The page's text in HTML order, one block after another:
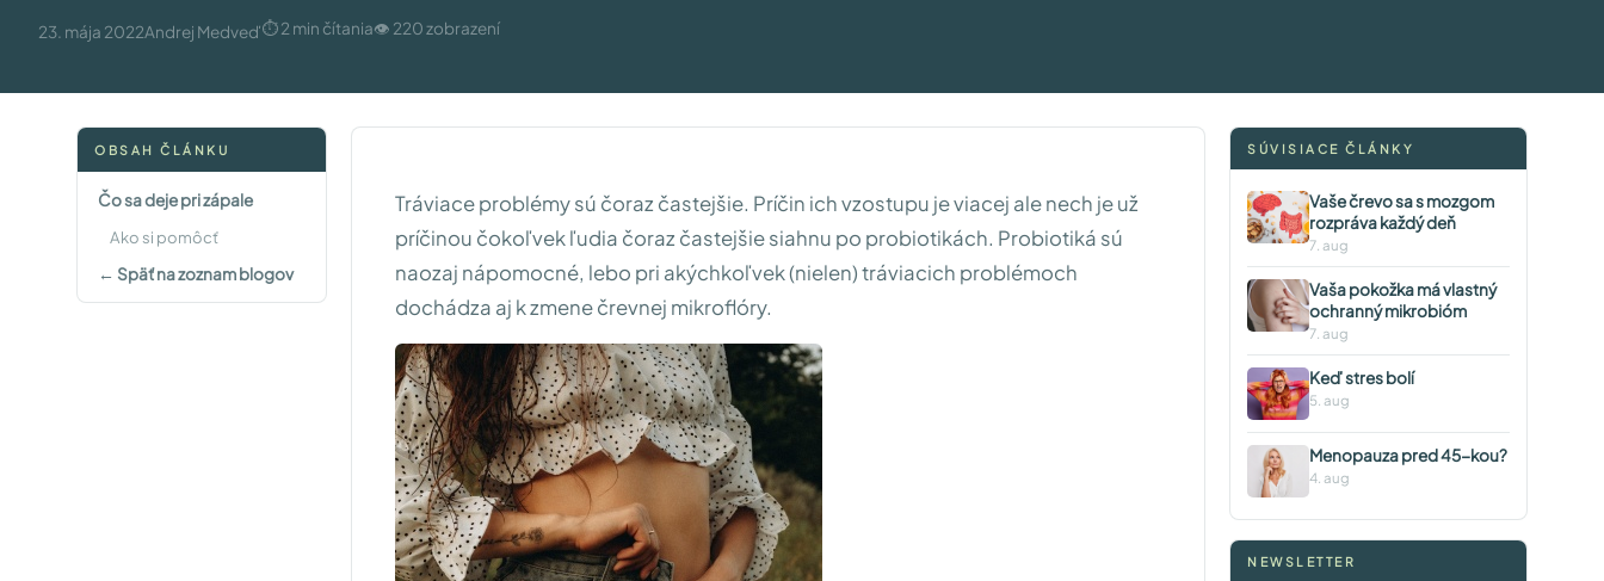
23. mája 2022Andrej Medveď⏱ 2 min čítania👁 220 zobrazení
OBSAH ČLÁNKU
Čo sa deje pri zápale
Ako si pomôcť
← Späť na zoznam blogov
Tráviace problémy sú čoraz častejšie. Príčin ich vzostupu je viacej ale nech je už
príčinou čokoľvek ľudia čoraz častejšie siahnu po probiotikách. Probiotiká sú
naozaj nápomocné, lebo pri akýchkoľvek (nielen) tráviacich problémoch
dochádza aj k zmene črevnej mikroflóry.
SÚVISIACE ČLÁNKY
Vaše črevo sa s mozgom
rozpráva každý deň
7. aug
Vaša pokožka má vlastný
ochranný mikrobióm
7. aug
Keď stres bolí
5. aug
Menopauza pred 45-kou?
4. aug
NEWSLETTER